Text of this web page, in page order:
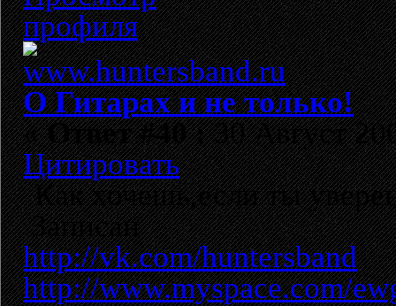
О Гитарах и не только!
«Ответ #40 :30 Август
Цитировать
Как хочешь,если ты
Записан
http://vk.com/huntersband
http://www.myspace.com/